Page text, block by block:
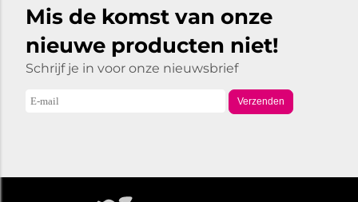
Mis de komst van onze
nieuwe producten niet!
Schrijf je in voor onze nieuwsbrief
Verzenden